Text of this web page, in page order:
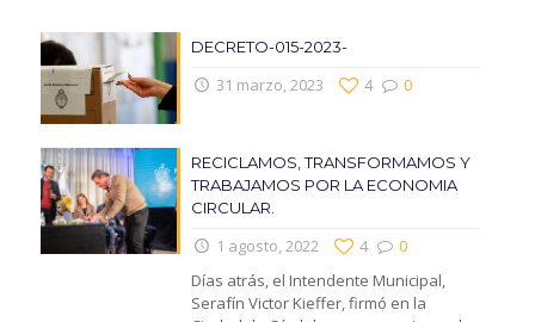
DECRETO-015-2023-
31 marzo, 2023 0
4
RECICLAMOS, TRANSFORMAMOS Y
TRABAJAMOS POR LA ECONOMIA
CIRCULAR.
1 agosto, 2022 0
4
Días atrás, el Intendente Municipal,
Serafín Victor Kieffer, firmó en la